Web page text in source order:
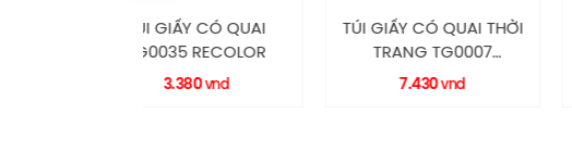
TÚI GIẤY CÓ QUAI THỜI
TRANG TG0007
RECOLOR
7.430
TÚI GIẤY CÓ QUAI VẢI
TG0030 RECOLOR